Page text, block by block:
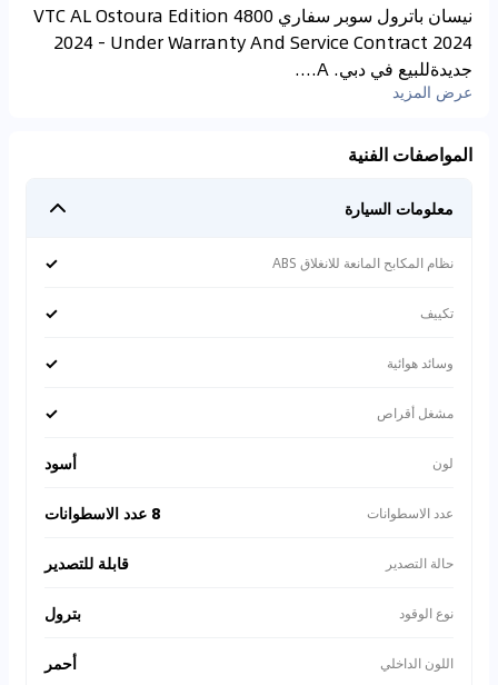
نيسان باترول سوبر سفاري 4800 VTC AL Ostoura Edition
2024 - Under Warranty And Service Contract 2024
جديدةللبيع في دبي. A....
عرض المزيد
المواصفات الفنية
معلومات السيارة
نظام المكابح المانعة للانغلاق ABS ✓
تكييف ✓
وسائد هوائية ✓
مشغل أقراص ✓
لون أسود
عدد الاسطوانات 8 عدد الاسطوانات
حالة التصدير قابلة للتصدير
نوع الوقود بترول
اللون الداخلي أحمر